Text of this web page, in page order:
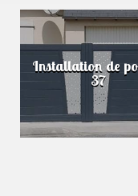
Installation de
37